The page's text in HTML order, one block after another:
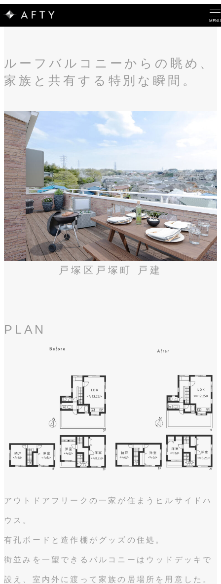
MENU
ルーフバルコニーからの眺め、
家族と共有する特別な瞬間。
戸塚区戸塚町 戸建
PLAN
アウトドアフリークの一家が住まうヒルサイドハ
ウス。
有孔ボードと造作棚がグッズの住処。
街並みを一望できるバルコニーはウッドデッキで
設え、室内外に渡って家族の居場所を用意した。